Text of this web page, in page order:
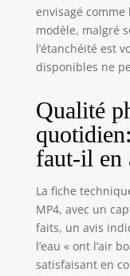
envisagé
modèle, malgré
l’étanchéité est
disponibles ne
Qualité
faut-il en
La fiche
MP4, avec un
faits, un avis
l’eau « ont l’air
satisfaisant en